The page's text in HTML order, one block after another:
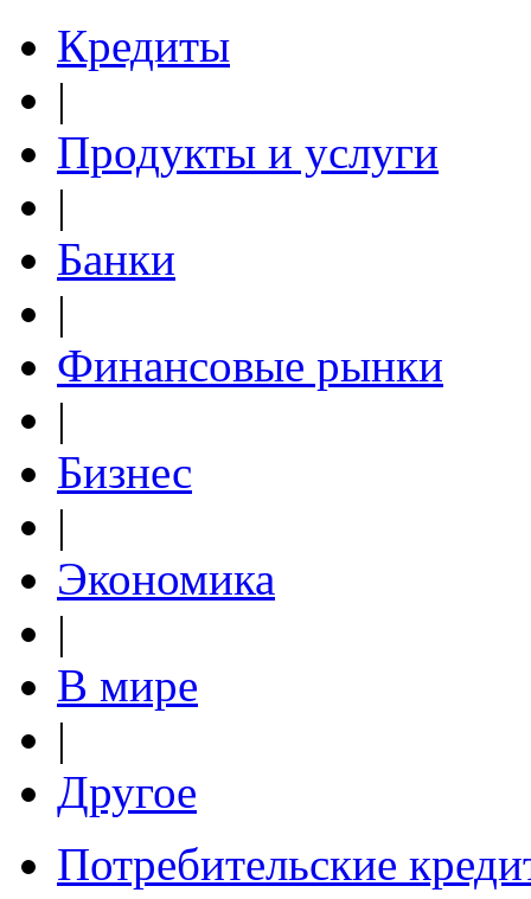
Кредиты
|
Продукты и услуги
|
Банки
|
Финансовые рынки
|
Бизнес
|
Экономика
|
В мире
|
Другое
Потребительские